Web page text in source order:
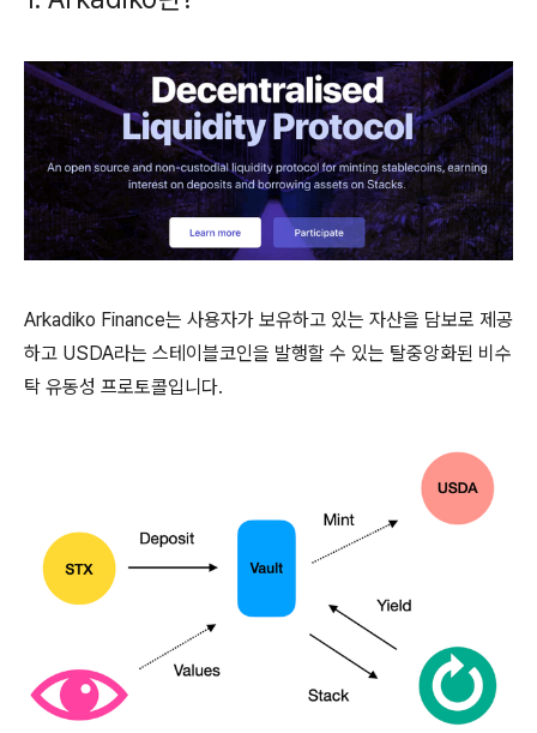
Arkadiko Finance는 사용자가 보유하고 있는 자산을 담보로 제공
하고 USDA라는 스테이블코인을 발행할 수 있는 탈중앙화된 비수
탁 유동성 프로토콜입니다.